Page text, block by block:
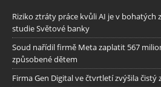
Riziko ztráty práce kvůli AI je v bohatých
studie Světové banky
Soud nařídil firmě Meta zaplatit 567
způsobené dětem
Firma Gen Digital ve čtvrtletí zvýšila čistý